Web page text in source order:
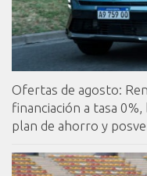
Ofertas de agosto:
financiación a tasa
plan de ahorro y